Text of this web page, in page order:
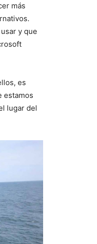
más
y que
es
estamos
lugar del